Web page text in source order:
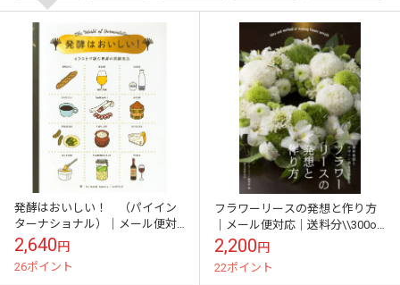
発酵はおいしい！ （パイイン
ターナショナル）｜メール便対
応｜送料分\\300offクーポン対
象｜
2,640円
26ポイント
フラワーリースの発想と作り方
｜メール便対応｜送料分\\300off
クーポン対象｜
2,200円
22ポイント